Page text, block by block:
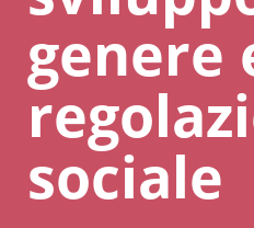
genere
sociale